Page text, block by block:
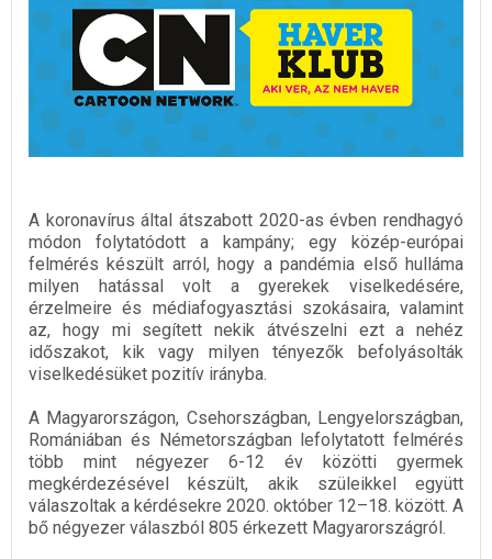
A koronavírus által átszabott 2020-as évben rendhagyó
módon folytatódott a kampány; egy közép-európai
felmérés készült arról, hogy a pandémia első hulláma
milyen hatással volt a gyerekek viselkedésére,
érzelmeire és médiafogyasztási szokásaira, valamint
az, hogy mi segített nekik átvészelni ezt a nehéz
időszakot, kik vagy milyen tényezők befolyásolták
viselkedésüket pozitív irányba.
A Magyarországon, Csehországban, Lengyelországban,
Romániában és Németországban lefolytatott felmérés
több mint négyezer 6-12 év közötti gyermek
megkérdezésével készült, akik szüleikkel együtt
válaszoltak a kérdésekre 2020. október 12–18. között. A
bő négyezer válaszból 805 érkezett Magyarországról.